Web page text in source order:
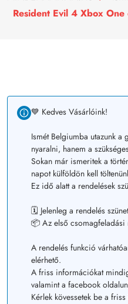
Resident Evil 4 Xbox
💙 Kedves Vásárlóink!
Ismét Belgiumba utazunk a
nyaralni, hanem a
Sokan már ismeritek a
napot külföldön kell
Ez idő alatt a rendelések
🗓️ Jelenleg a rendelés
📦 Az első
A rendelés funkció
elérhető.
A friss információkat
valamint a facebook
Kérlek kövessetek be a